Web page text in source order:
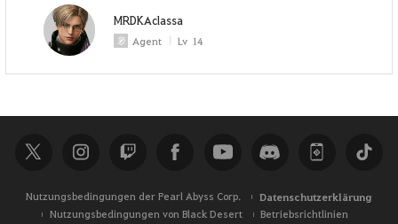
MRDKAclassa
Agent Lv 14
Nutzungsbedingungen der Pearl Abyss Corp. Datenschutzerklärung
Nutzungsbedingungen von Black Desert
Betriebsrichtlinien